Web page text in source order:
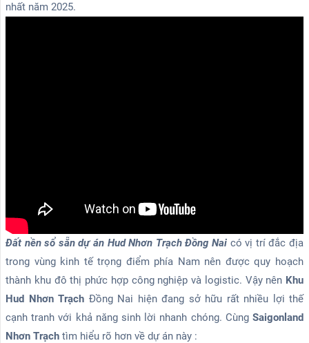
nhất năm 2025.
Đất nền sổ sẵn dự án Hud Nhơn Trạch Đồng Nai có vị trí đắc địa
trong vùng kinh tế trọng điểm phía Nam nên được quy hoạch
thành khu đô thị phức hợp công nghiệp và logistic. Vậy nên Khu
Hud Nhơn Trạch Đồng Nai hiện đang sở hữu rất nhiều lợi thế
cạnh tranh với khả năng sinh lời nhanh chóng. Cùng Saigonland
Nhơn Trạch tìm hiểu rõ hơn về dự án này :